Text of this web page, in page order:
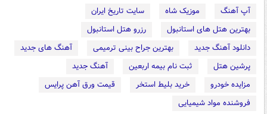
آپ آهنگ موزیک شاه
سایت تاریخ ایران
بهترین هتل های استانبول
رزرو هتل استانبول
دانلود آهنگ جدید
بهترین جراح بینی ترمیمی
آهنگ های جدید
پرشین هتل
ثبت نام بیمه اربعین
آهنگ جدید
مزایده خودرو
خرید بلیط استخر
قیمت ورق آهن پرایس
فروشنده مواد شیمیایی